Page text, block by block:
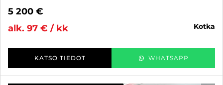
5 200 €
alk. 97 € / kk
kotka
KATSO TIEDOT WHATSAPP